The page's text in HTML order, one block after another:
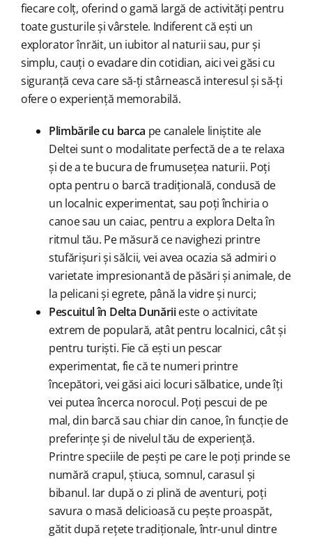
fiecare colț, oferind o gamă largă de activități pentru
toate gusturile și vârstele. Indiferent că ești un
explorator înrăit, un iubitor al naturii sau, pur și
simplu, cauți o evadare din cotidian, aici vei găsi cu
siguranță ceva care să-ți stârnească interesul și să-ți
ofere o experiență memorabilă.
Plimbările cu barca pe canalele liniștite ale
Deltei sunt o modalitate perfectă de a te relaxa
și de a te bucura de frumusețea naturii. Poți
opta pentru o barcă tradițională, condusă de
un localnic experimentat, sau poți închiria o
canoe sau un caiac, pentru a explora Delta în
ritmul tău. Pe măsură ce navighezi printre
stufărișuri și sălcii, vei avea ocazia să admiri o
varietate impresionantă de păsări și animale, de
la pelicani și egrete, până la vidre și nurci;
Pescuitul în Delta Dunăriieste o activitate
extrem de populară, atât pentru localnici, cât și
pentru turiști. Fie că ești un pescar
experimentat, fie că te numeri printre
începători, vei găsi aici locuri sălbatice, unde îți
vei putea încerca norocul. Poți pescui de pe
mal, din barcă sau chiar din canoe, în funcție de
preferințe și de nivelul tău de experiență.
Printre speciile de pești pe care le poți prinde se
numără crapul, știuca, somnul, carasul și
bibanul. Iar după o zi plină de aventuri, poți
savura o masă delicioasă cu pește proaspăt,
gătit după rețete tradiționale, într-unul dintre